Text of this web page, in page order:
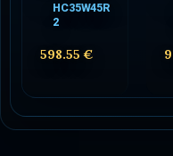
HC35W45R
2
598.55 €